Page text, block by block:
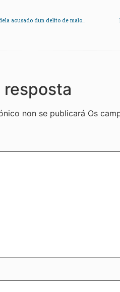
Detido un veciño de Redondela acusado dun delito de malos tratos
resposta
non se publicará Os